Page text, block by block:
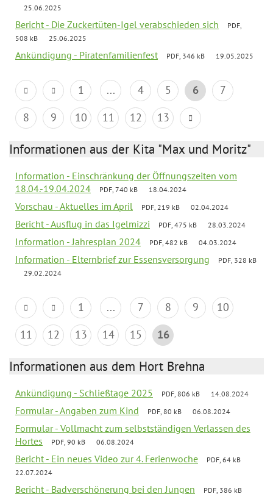
25.06.2025
Bericht - Die Zuckertüten-Igel verabschieden sich
PDF,
508 kB
25.06.2025
Ankündigung - Piratenfamilienfest PDF, 346 kB 19.05.2025
1 ... 4 5 6
7
8
9 10 11 12 13
Informationen aus der Kita "Max und Moritz"
Information - Einschränkung der Öffnungszeiten vom
18.04.-19.04.2024
PDF, 740 kB 18.04.2024
Vorschau - Aktuelles im April PDF, 219 kB 02.04.2024
Bericht - Ausflug in das Igelmizzi PDF, 475 kB 28.03.2024
Information - Jahresplan 2024 PDF, 482 kB 04.03.2024
Information - Elternbrief zur Essensversorgung
PDF, 328 kB
29.02.2024
1 ... 7 8 9
10
11
12 13 14 15 16
Informationen aus dem Hort Brehna
Ankündigung - Schließtage 2025 PDF, 806 kB 14.08.2024
Formular - Angaben zum Kind PDF, 80 kB 06.08.2024
Formular - Vollmacht zum selbstständigen Verlassen des
Hortes
PDF, 90 kB 06.08.2024
Bericht - Ein neues Video zur 4. Ferienwoche
PDF, 64 kB
22.07.2024
Bericht - Badverschönerung bei den Jungen
PDF, 386 kB